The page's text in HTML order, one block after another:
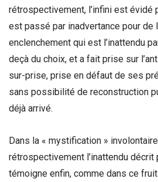
rétrospectivement, l’infini est évidé
est passé par inadvertance pour de
enclenchement qui est l’inattendu
deçà du choix, et a fait prise sur
sur-prise, prise en défaut de ses
sans possibilité de reconstruction
déjà arrivé.
Dans la « mystification »
rétrospectivement l’inattendu décrit
témoigne enfin, comme dans ce